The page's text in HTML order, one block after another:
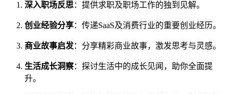
深入职场反思：提供求职及职场工作的独到见解。
创业经验分享：传递SaaS及消费行业的重要创业经历。
商业故事启发：分享精彩商业故事，激发思考与灵感。
生活成长洞察：探讨生活中的成长见闻，助你全面提
升。